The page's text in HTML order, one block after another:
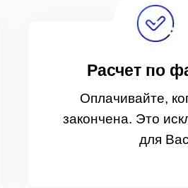
Оплачивайте,
закончена. Это
для
Расчет по